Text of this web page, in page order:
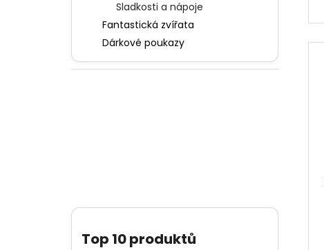
Sladkosti a nápoje
Fantastická zvířata
Dárkové poukazy
Top 10 produktů